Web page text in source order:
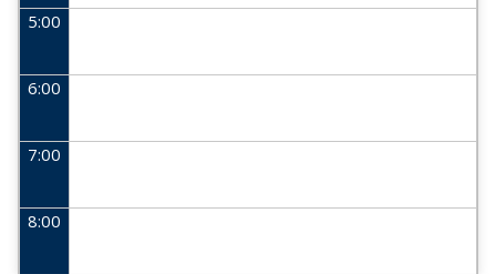
5:00
6:00
7:00
8:00